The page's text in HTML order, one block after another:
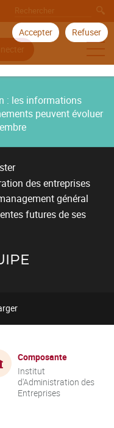
Accepter Refuser
: les informations
peuvent évoluer
des entreprises
général
futures de ses
Composante
Institut
d'Administration des
Entreprises